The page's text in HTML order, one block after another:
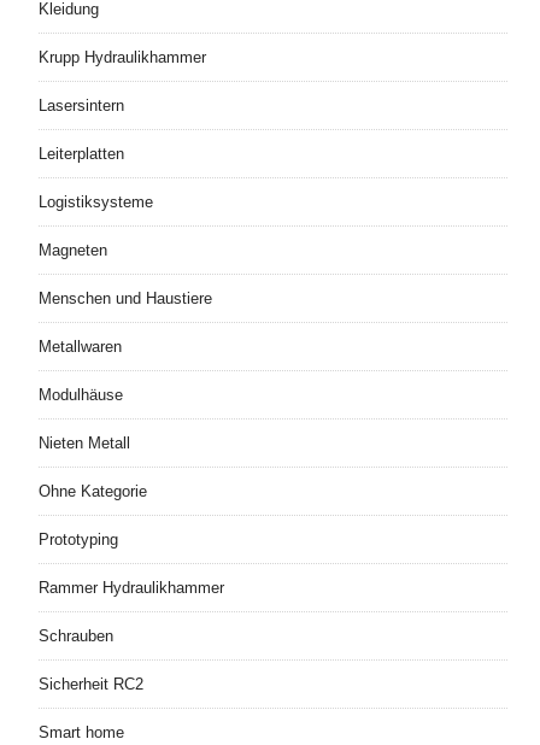
Kleidung
Krupp Hydraulikhammer
Lasersintern
Leiterplatten
Logistiksysteme
Magneten
Menschen und Haustiere
Metallwaren
Modulhäuse
Nieten Metall
Ohne Kategorie
Prototyping
Rammer Hydraulikhammer
Schrauben
Sicherheit RC2
Smart home